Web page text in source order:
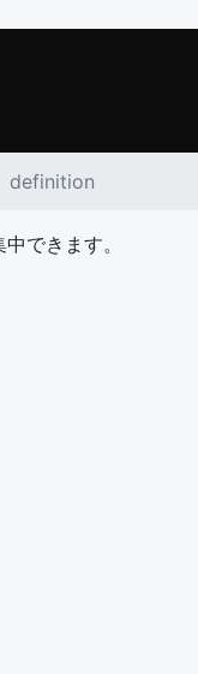
definition
できます。